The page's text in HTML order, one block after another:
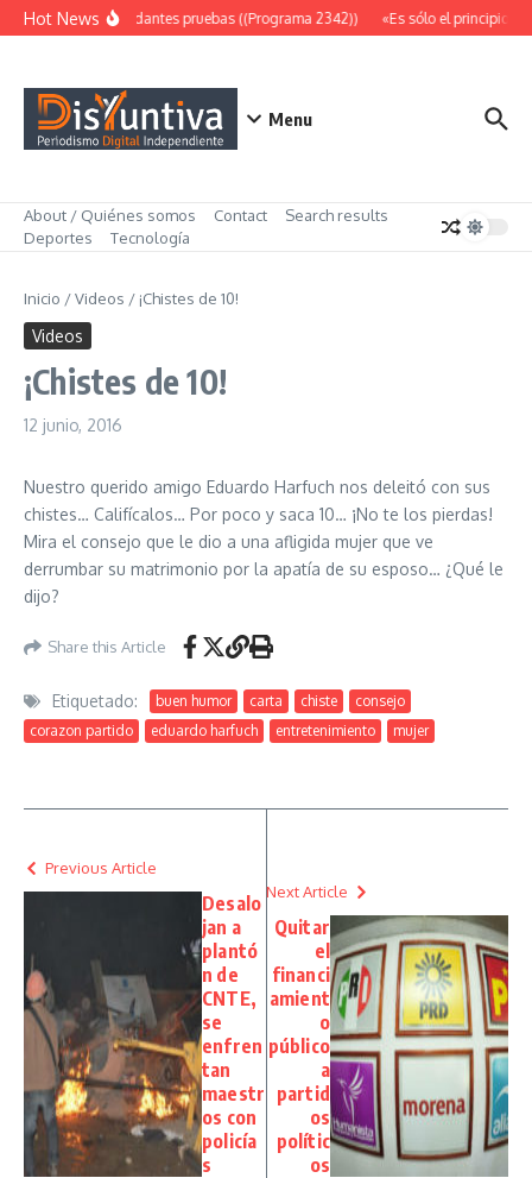
Saltar al contenido
Hot NewsAbundantes pruebas ((Programa 2342)) «Es sólo el principio»
Menu
About / Quiénes somos Contact
Search results
Deportes
Tecnología
Inicio /Videos / ¡Chistes de 10!
Videos
¡Chistes de 10!
12 junio, 2016
Nuestro querido amigo Eduardo Harfuch nos deleitó con sus
chistes… Califícalos… Por poco y saca 10… ¡No te los pierdas!
Mira el consejo que le dio a una afligida mujer que ve
derrumbar su matrimonio por la apatía de su esposo… ¿Qué le
dijo?
Share this Article
Etiquetado: buen humor carta chiste
consejo
corazon partido
eduardo harfuch entretenimiento mujer
Previous Article
Desalo
jan a
plantó
n de
CNTE,
se
enfren
tan
maestr
os con
policía
s
Next Article
Quitar
el
financi
amient
o
público
a
partid
os
polític
os